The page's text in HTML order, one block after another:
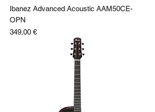
Ibanez Advanced Acoustic AAM50CE-
OPN
Preis
349,00 €